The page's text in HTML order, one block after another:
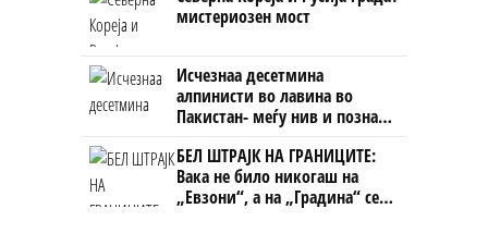
мистериозен мост
Исчезнаа десетмина
алпинисти во лавина во
Пакистан- меѓу нив и познат
Непалец
БЕЛ ШТРАЈК НА ГРАНИЦИТЕ:
Вака не било никогаш на
„Евзони“, а на „Градина“ се